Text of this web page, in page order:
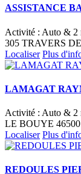
ASSISTANCE
Activité : Auto & 2
305 TRAVERS
Localiser Plus
LAMAGAT
Activité : Auto & 2
LE BOUYE
Localiser Plus
REDOULES